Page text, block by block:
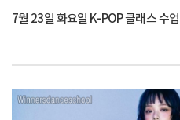
7월 23일 화요일 K-POP 클래스 수업